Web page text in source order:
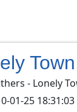
- Lonely
01-25 18:31:03